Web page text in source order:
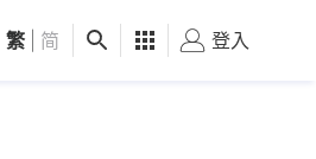
觀點 健康 好食玩飛
繁 简 登入